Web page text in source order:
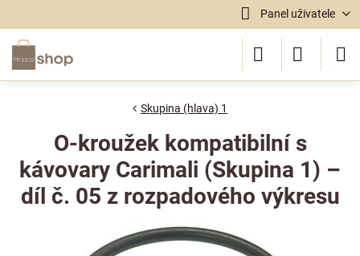
Panel uživatele
Skupina (hlava) 1
O-kroužek kompatibilní s
kávovary Carimali (Skupina 1) –
díl č. 05 z rozpadového výkresu